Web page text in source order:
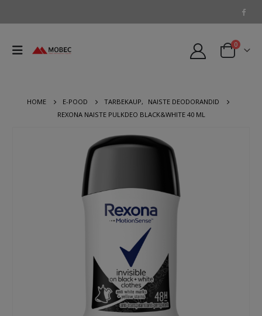
0
HOME E-POOD TARBEKAUP,
NAISTE DEODORANDID
REXONA NAISTE PULKDEO BLACK&WHITE 40 ML